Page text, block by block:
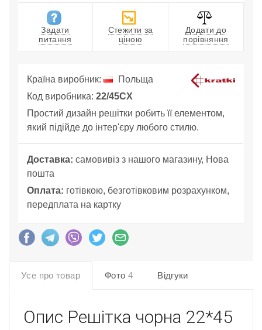
Задати
питання
Стежити за
ціною
Додати до
порівняння
Країна виробник:
Польща
Код виробника: 22/45CX
Простий дизайн решітки робить її елементом,
який підійде до інтер'єру любого стилю.
Доставка: самовивіз з нашого магазину, Нова
пошта
Оплата: готівкою, безготівковим розрахунком,
передплата на картку
Усе про товар Фото 4 Відгуки
Опис Решітка чорна 22*45